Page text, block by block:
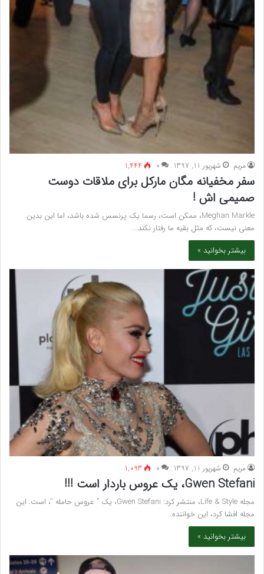
مريم شهریور 11, 1397 ۰ 1,444
سفر مخفیانه مگان مارکل برای ملاقات دوست
صمیمی اش !
Meghan Markle، ممکن است، رسما یک پرنسس شده باشد، اما این بدین
معنی نیست، که مثل بقیه ما رفتار نکند.…
بیشتر بخوانید »
مريم شهریور 11, 1397 ۰ 1,093
Gwen Stefani، یک عروس باردار است !!!
مجله Life & Style، منتشر کرد: Gwen Stefani، یک ” عروس حامله “، است. این
مجله افشا کرد، این خواننده…
بیشتر بخوانید »